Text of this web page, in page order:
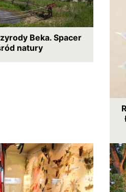
Beka. Spacer
natury